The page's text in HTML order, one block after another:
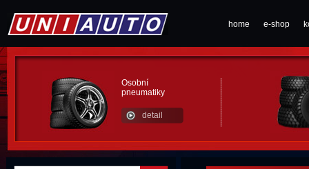
home e-shop
Osobní
pneumatiky
detail